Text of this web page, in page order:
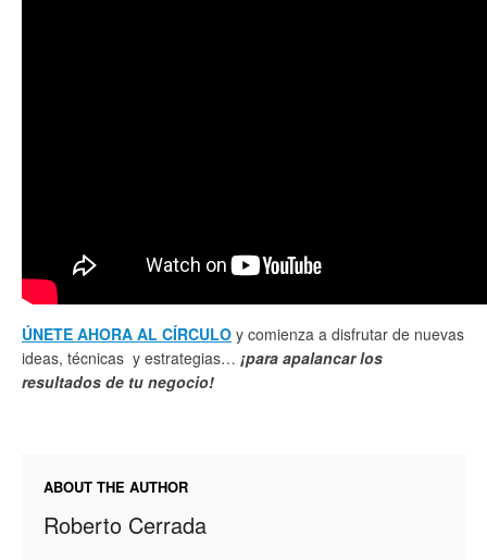
ÚNETE AHORA AL CÍRCULO y comienza a disfrutar de nuevas
ideas, técnicas y estrategias… ¡para apalancar los
resultados de tu negocio!
ABOUT THE AUTHOR
Roberto Cerrada